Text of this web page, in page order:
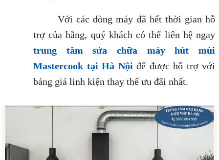
Với các dòng máy đã hết thời gian hỗ
trợ của hãng, quý khách có thể liên hệ ngay
trung tâm sửa chữa máy hút mùi
Mastercook tại Hà Nội để được hỗ trợ với
bảng giá linh kiện thay thế ưu đãi nhất.